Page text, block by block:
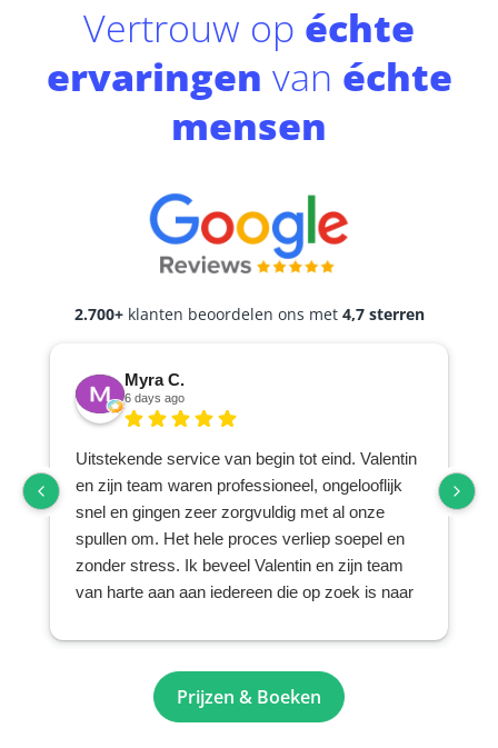
Vertrouw op échte
ervaringen van échte
mensen
2.700+klanten beoordelen ons met 4,7 sterren
Myra C.
6 days ago
Uitstekende service van begin tot eind. Valentin
en zijn team waren professioneel, ongelooflijk
snel en gingen zeer zorgvuldig met al onze
spullen om. Het hele proces verliep soepel en
zonder stress. Ik beveel Valentin en zijn team
van harte aan aan iedereen die op zoek is naar
opslagbedrijf.
Prijzen & Boeken